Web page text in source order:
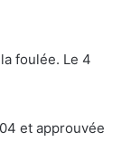
foulée. Le 4
et approuvée